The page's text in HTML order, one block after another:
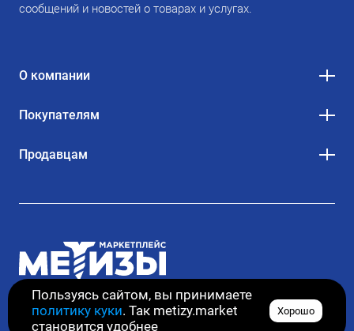
Пользуясь сайтом, вы принимаете
политику куки. Так metizy.market
становится удобнее
Хорошо
сообщений и новостей о товарах и услугах.
© 2020–2026. Все права защищены
О компании
Покупателям
Продавцам